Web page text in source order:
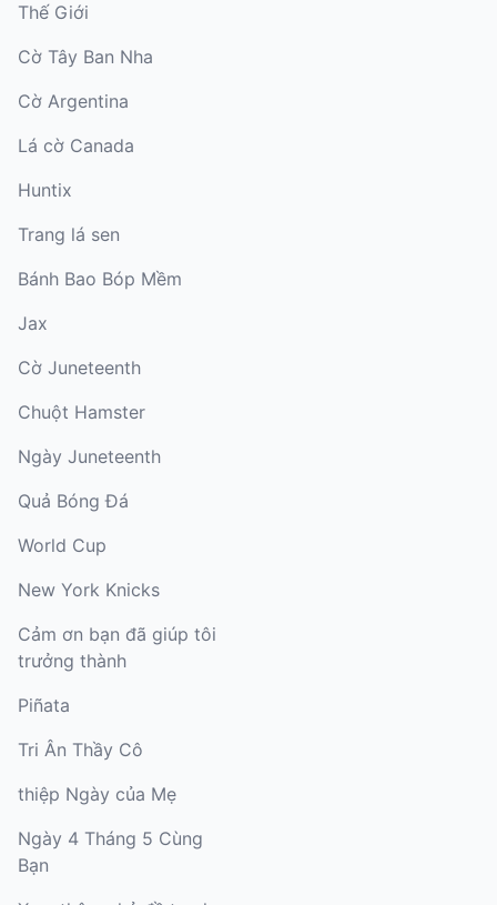
Thế Giới
Cờ Tây Ban Nha
Cờ Argentina
Lá cờ Canada
Huntix
Trang lá sen
Bánh Bao Bóp Mềm
Jax
Cờ Juneteenth
Chuột Hamster
Ngày Juneteenth
Quả Bóng Đá
World Cup
New York Knicks
Cảm ơn bạn đã giúp tôi
trưởng thành
Piñata
Tri Ân Thầy Cô
thiệp Ngày của Mẹ
Ngày 4 Tháng 5 Cùng
Bạn